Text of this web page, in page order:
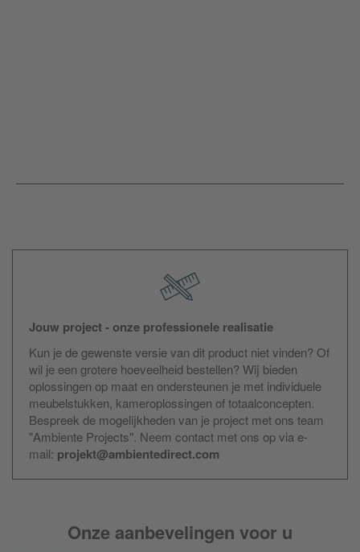
Jouw project - onze professionele realisatie
Kun je de gewenste versie van dit product niet vinden? Of
wil je een grotere hoeveelheid bestellen? Wij bieden
oplossingen op maat en ondersteunen je met individuele
meubelstukken, kameroplossingen of totaalconcepten.
Bespreek de mogelijkheden van je project met ons team
"Ambiente Projects". Neem contact met ons op via e-
mail: projekt@ambientedirect.com
Onze aanbevelingen voor u